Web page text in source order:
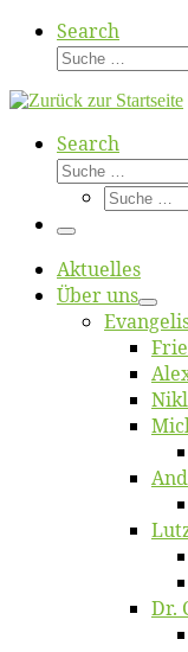
Search
Suche
Search
Suche
Suche
Menü
Ak­tu­el­les
Über uns
Dr.